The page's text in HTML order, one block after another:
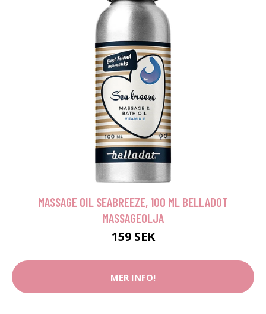
MASSAGE OIL SEABREEZE, 100 ML BELLADOT
MASSAGEOLJA
159 SEK
MER INFO!